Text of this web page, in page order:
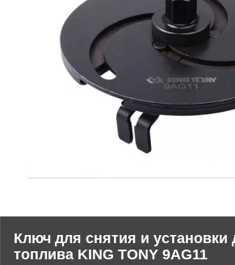
Ключ для снятия и установки
топлива KING TONY 9AG11